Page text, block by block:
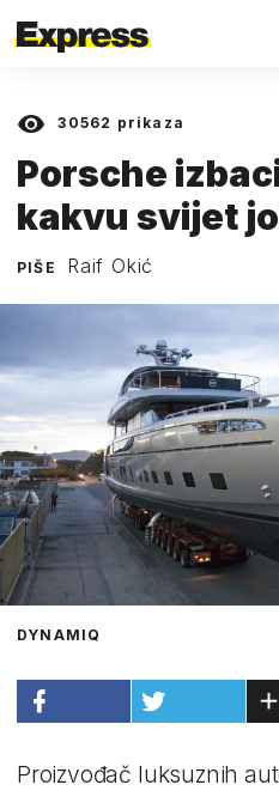
30562 prikaza
Porsche
kakvu svijet
PIŠE Raif Okić
DYNAMIQ
Proizvođač luksuznih